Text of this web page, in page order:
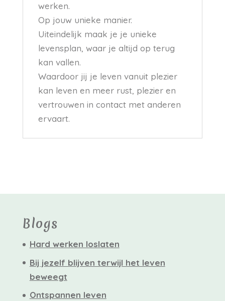
werken.
Op jouw unieke manier.
Uiteindelijk maak je je unieke
levensplan, waar je altijd op terug
kan vallen.
Waardoor jij je leven vanuit plezier
kan leven en meer rust, plezier en
vertrouwen in contact met anderen
ervaart.
Blogs
Hard werken loslaten
Bij jezelf blijven terwijl het leven
beweegt
Ontspannen leven